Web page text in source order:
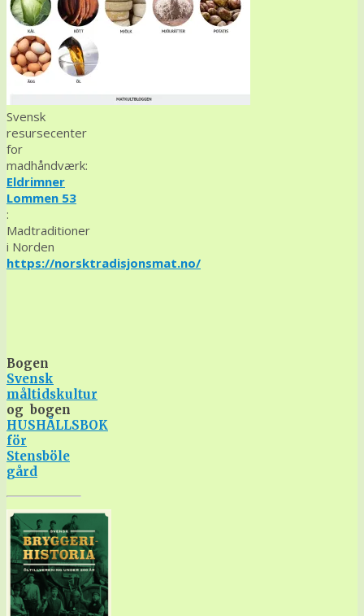
Svensk
resursecenter
for
madhåndværk:
Eldrimner
Lommen 53
:
Madtraditioner
i Norden
https://norsktradisjonsmat.no/
Bogen
Svensk
måltidskultur
og bogen
HUSHÅLLSBOK
för
Stensböle
gård